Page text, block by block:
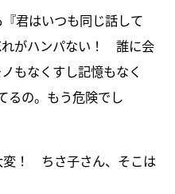
君はいつも同じ話して
れがハンパない！ 誰に会
もなくすし記憶もなく
るの。もう危険でし
変！ ちさ子さん、そこは